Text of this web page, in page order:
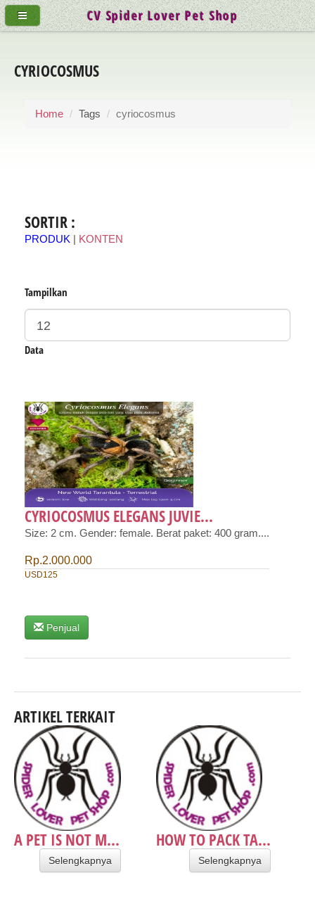
CYRIOCOSMUS
Home Tags cyriocosmus
SORTIR :
PRODUK KONTEN
Tampilkan
Data
CYRIOCOSMUS ELEGANS JUVIE...
Size: 2 cm. Gender: female. Berat paket: 400 gram....
Rp.2.000.000
USD125
Penjual
ARTIKEL TERKAIT
A PET IS NOT M...
Selengkapnya
HOW TO PACK TA...
Selengkapnya
CV Spider Lover Pet Shop